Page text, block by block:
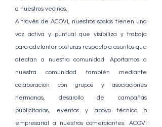
a nuestros vecinos.
A través de ACOVI, nuestros socios tienen una
voz activa y puntual que visibiliza y trabaja
para adelantar posturas respecto a asuntos que
afectan a nuestra comunidad. Aportamos a
nuestra comunidad también mediante
colaboración con grupos y asociaciones
hermanas, desarollo de campañas
publicitarias, eventos y apoyo técnico o
empresarial a nuestros comerciantes. ACOVI